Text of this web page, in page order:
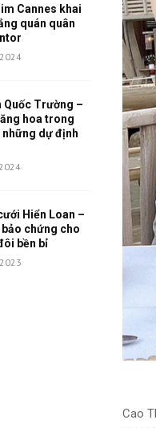
Cao
Cannes khai
quán quân
Quốc Trường –
hoa trong
những dự định
Hiển Loan –
chứng cho
bền bỉ